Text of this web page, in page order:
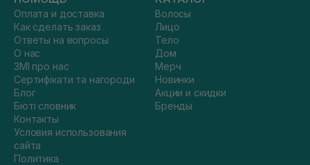
Оплата и доставка
Как сделать заказ
Ответы на вопросы
О нас
ЗМІ про нас
Сертифікати та нагороди
Блог
Бюті словник
Контакты
Условия использования
сайта
Политика
Волосы
Лицо
Тело
Дом
Мерч
Новинки
Акции и скидки
Бренды